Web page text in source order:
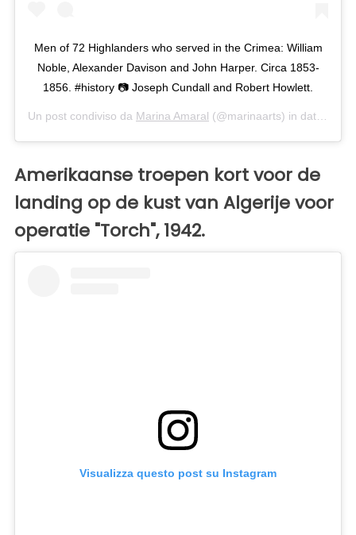
Men of 72 Highlanders who served in the Crimea: William
Noble, Alexander Davison and John Harper. Circa 1853-
1856. #history 📷 Joseph Cundall and Robert Howlett.
Un post condiviso da Marina Amaral (@marinaarts) in data:
Amerikaanse troepen kort voor de
landing op de kust van Algerije voor
operatie "Torch", 1942.
Visualizza questo post su Instagram